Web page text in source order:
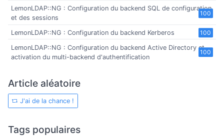
100
LemonLDAP::NG : Configuration du backend SQL de configuration
et des sessions
100
LemonLDAP::NG : Configuration du backend Kerberos
100
LemonLDAP::NG : Configuration du backend Active Directory et
activation du multi-backend d'authentification
Article aléatoire
J'ai de la chance !
Tags populaires